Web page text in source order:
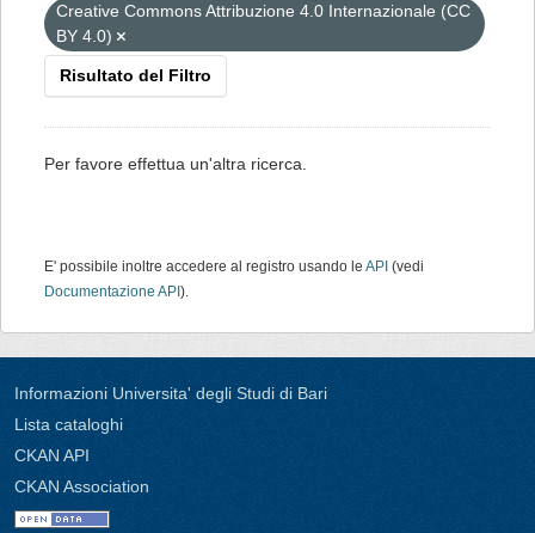
Creative Commons Attribuzione 4.0 Internazionale (CC
BY 4.0)
Risultato del Filtro
Per favore effettua un'altra ricerca.
E' possibile inoltre accedere al registro usando le API (vedi
Documentazione API ).
Informazioni Universita' degli Studi di Bari
Lista cataloghi
CKAN API
CKAN Association